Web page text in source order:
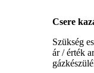
Csere
Szükség
ár / érték